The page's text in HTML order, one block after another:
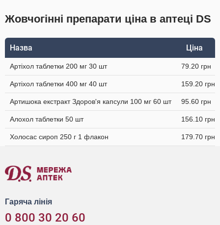
Жовчогінні препарати ціна в аптеці DS
Назва Ціна
Артіхол таблетки 200 мг 30 шт 79.20 грн
Артіхол таблетки 400 мг 40 шт 159.20 грн
Артишока екстракт Здоров'я капсули 100 мг 60 шт 95.60 грн
Алохол таблетки 50 шт 156.10 грн
Холосас сироп 250 г 1 флакон 179.70 грн
Гаряча лінія
0 800 30 20 60